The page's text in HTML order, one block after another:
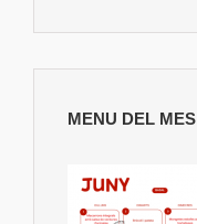
MENU DEL MES